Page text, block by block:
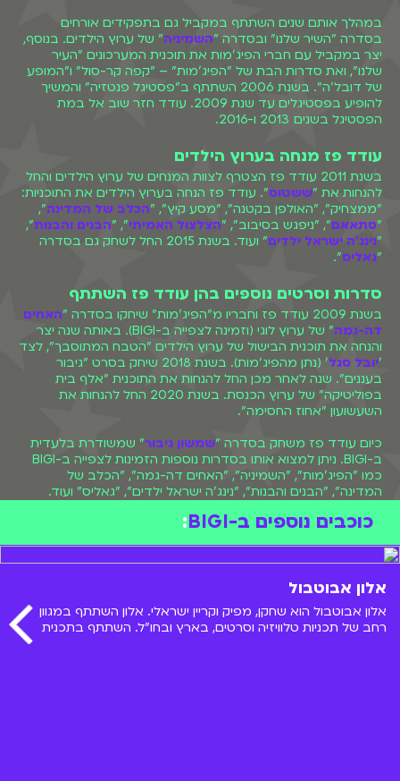
במהלך אותם שנים השתתף במקביל גם בתפקידים אורחים
בסדרה "השיר שלנו" ובסדרה "השמיניה" של ערוץ הילדים. בנוסף,
יצר במקביל עם חברי הפיג'מות את תוכנית המערכונים "העיר
שלנו", ואת סדרות הבת של "הפיג'מות" – "קפה קר-סול" ו"המופע
של דובל'ה". בשנת 2006 השתתף ב"פסטיגל פנטזיה" והמשיך
להופיע בפסטיגלים עד שנת 2009. עודד חזר שוב אל במת
הפסטיגל בשנים 2013 ו-2016.
עודד פז מנחה בערוץ הילדים
בשנת 2011 עודד פז הצטרף לצוות המנחים של ערוץ הילדים והחל
להנחות את "ששטוס". עודד פז הנחה בערוץ הילדים את התוכניות:
"ממצחיק", "האולפן בקטנה", "מסע קיץ", "הכלב של המדינה",
"סתאאם", "ניפגש בסיבוב", "הצלצול האמיתי", "הבנים והבנות",
"נינג'ה ישראל ילדים
" ועוד. בשנת 2015 החל לשחק גם בסדרה
"גאליס".
סדרות וסרטים נוספים בהן עודד פז השתתף
בשנת 2009 עודד פז וחבריו מ"הפיג'מות" שיחקו בסדרה "
האחים
דה-גמה
" של ערוץ לוגי (וזמינה לצפייה ב-BIGI). באותה שנה יצר
והנחה את תוכנית הבישול של ערוץ הילדים "הטבח המתוסבך", לצד
'יובל סגל
' (נתן מהפיג'מות). בשנת 2018 שיחק בסרט "גיבור
בעננים". שנה לאחר מכן החל להנחות את התוכנית "אלף בית
בפוליטיקה" של ערוץ הכנסת. בשנת 2020 החל להנחות את
השעשועון "אחוז החסימה".
כיום עודד פז משחק בסדרה "שמשון גיבור" שמשודרת בלעדית
ב-BIGI. ניתן למצוא אותו בסדרות נוספות הזמינות לצפייה ב-BIGI
כמו "הפיג'מות", "השמיניה", "האחים דה-גמה", "הכלב של
המדינה", "הבנים והבנות", "נינג'ה ישראל ילדים", "גאליס" ועוד.
כוכבים נוספים ב-BIGI :
אלון אבוטבול
אלון אבוטבול הוא שחקן, מפיק וקריין ישראלי. אלון השתתף במגוון
רחב של תכניות טלוויזיה וסרטים, בארץ ובחו"ל. השתתף בתכנית
"אלכס בעד ונגד" ששודרה בערוץ הילדים. בואו להכיר אותו מקרוב!